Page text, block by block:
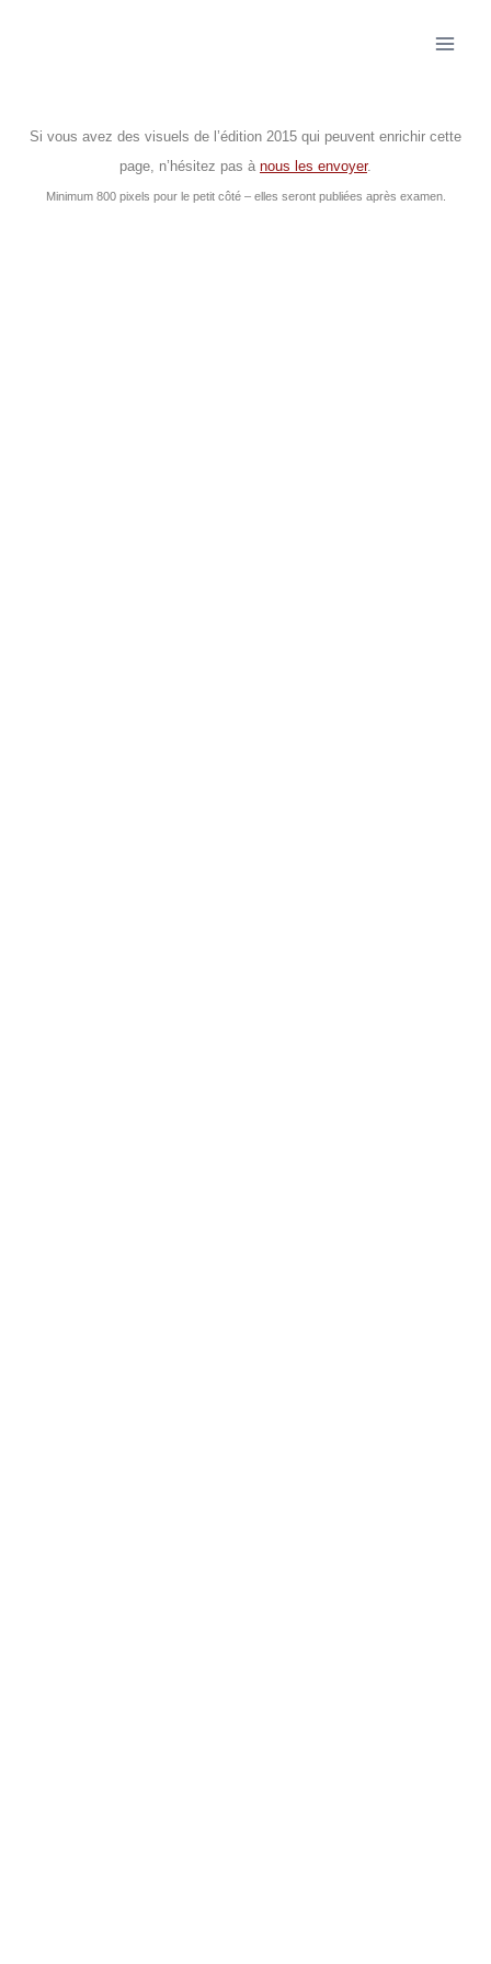
Si vous avez des visuels de l’édition 2015 qui peuvent enrichir cette
page, n’hésitez pas à nous les envoyer.
Minimum 800 pixels pour le petit côté – elles seront publiées après examen.